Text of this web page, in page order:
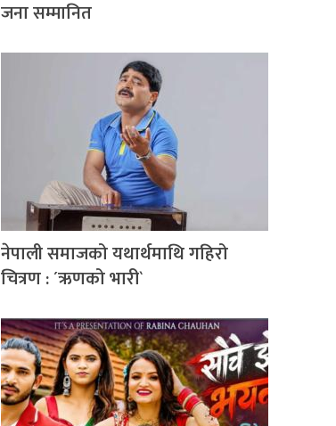
जना सम्मानित
नेपाली समाजको यथार्थमाथि गहिरो
चित्रण : ´ऋणको भारी`